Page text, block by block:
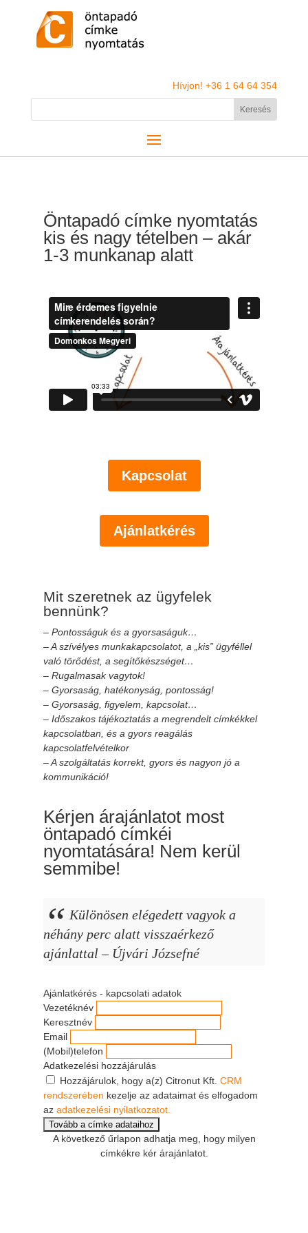
Hívjon! +36 1 64 64 354
Öntapadó címke nyomtatás
kis és nagy tételben – akár
1-3 munkanap alatt
Kapcsolat
Ajánlatkérés
Mit szeretnek az ügyfelek
bennünk?
– Pontosságuk és a gyorsaságuk…
– A szívélyes munkakapcsolatot, a „kis” ügyféllel
való törődést, a segítőkészséget…
– Rugalmasak vagytok!
– Gyorsaság, hatékonyság, pontosság!
– Gyorsaság, figyelem, kapcsolat…
– Időszakos tájékoztatás a megrendelt címkékkel
kapcsolatban, és a gyors reagálás
kapcsolatfelvételkor
– A szolgáltatás korrekt, gyors és nagyon jó a
kommunikáció!
Kérjen árajánlatot most
öntapadó címkéi
nyomtatására! Nem kerül
semmibe!
Különösen elégedett vagyok a
néhány perc alatt visszaérkező
ajánlattal – Újvári Józsefné
Ajánlatkérés - kapcsolati adatok
Vezetéknév
Keresztnév
Email
(Mobil)telefon
Adatkezelési hozzájárulás
Hozzájárulok, hogy a(z) Citronut Kft. CRM
rendszerében
az adatkezelési nyilatkozatot.
A következő űrlapon adhatja meg, hogy milyen
címkékre kér árajánlatot.